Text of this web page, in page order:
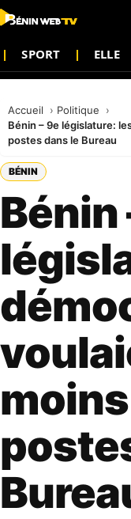
SPORT ELLE
Accueil
Politique
Bénin – 9e législature:
postes dans le Bureau
BÉNIN
Bénin